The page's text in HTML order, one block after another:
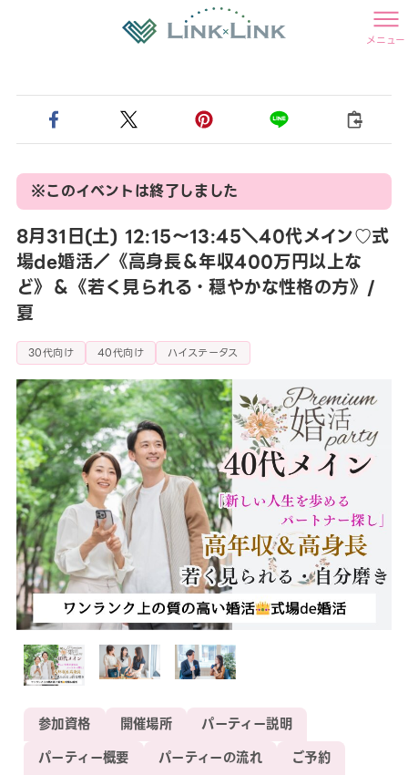
メニュー
※このイベントは終了しました
8月31日(土) 12:15〜13:45＼40代メイン♡式
場de婚活／《高身長＆年収400万円以上な
ど》＆《若く見られる・穏やかな性格の方》/
夏
30代向け 40代向け ハイステータス
参加資格 開催場所
パーティー説明
パーティー概要
パーティーの流れ
ご予約